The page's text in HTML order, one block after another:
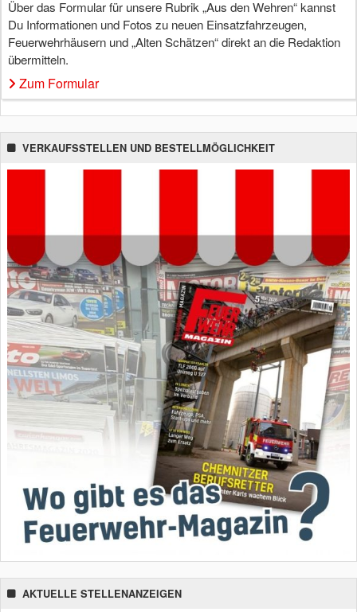
Über das Formular für unsere Rubrik „Aus den Wehren“ kannst
Du Informationen und Fotos zu neuen Einsatzfahrzeugen,
Feuerwehrhäusern und „Alten Schätzen“ direkt an die Redaktion
übermitteln.
Zum Formular
VERKAUFSSTELLEN UND BESTELLMÖGLICHKEIT
AKTUELLE STELLENANZEIGEN